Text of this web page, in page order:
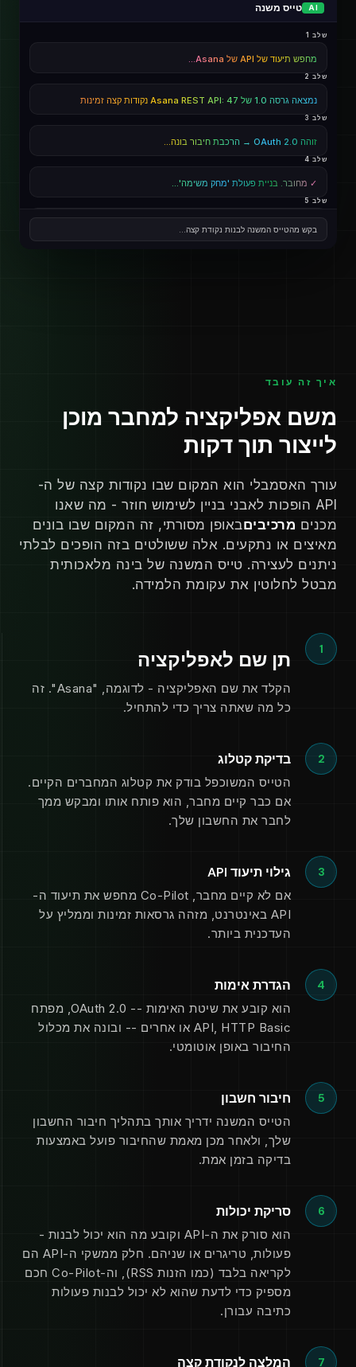
AI טייס משנה
שלב 1
מחפש תיעוד של API של Asana...
שלב 2
נמצאה גרסה 1.0 של Asana REST API: 47 נקודות קצה זמינות
שלב 3
זוהה OAuth 2.0 → הרכבת חיבור בונה...
שלב 4
✓ מחובר. בניית פעולת 'מחק משימה'...
שלב 5
לְהַשְׁלִים
בקש מהטייס המשנה לבנות נקודת קצה...
איך זה עובד
משם אפליקציה למחבר מוכן
לייצור תוך דקות
עורך האסמבלי הוא המקום שבו נקודות קצה של ה-
API הופכות לאבני בניין לשימוש חוזר - מה שאנו
מכנים מרכיביםבאופן מסורתי, זה המקום שבו בונים
מאיצים או נתקעים. אלה ששולטים בזה הופכים לבלתי
ניתנים לעצירה. טייס המשנה של בינה מלאכותית
מבטל לחלוטין את עקומת הלמידה.
1 תן שם לאפליקציה
הקלד את שם האפליקציה - לדוגמה, "Asana". זה
כל מה שאתה צריך כדי להתחיל.
2 בדיקת קטלוג
הטייס המשוכפל בודק את קטלוג המחברים הקיים.
אם כבר קיים מחבר, הוא פותח אותו ומבקש ממך
לחבר את החשבון שלך.
3 גילוי תיעוד API
אם לא קיים מחבר, Co-Pilot מחפש את תיעוד ה-
API באינטרנט, מזהה גרסאות זמינות וממליץ על
העדכנית ביותר.
4 הגדרת אימות
הוא קובע את שיטת האימות -- OAuth 2.0, מפתח
API, HTTP Basic או אחרים -- ובונה את מכלול
החיבור באופן אוטומטי.
5 חיבור חשבון
הטייס המשנה ידריך אותך בתהליך חיבור החשבון
שלך, ולאחר מכן מאמת שהחיבור פועל באמצעות
בדיקה בזמן אמת.
6 סריקת יכולות
הוא סורק את ה-API וקובע מה הוא יכול לבנות -
פעולות, טריגרים או שניהם. חלק ממשקי ה-API הם
לקריאה בלבד (כמו הזנות RSS), וה-Co-Pilot חכם
מספיק כדי לדעת שהוא לא יכול לבנות פעולות
כתיבה עבורן.
7 המלצה לנקודת קצה